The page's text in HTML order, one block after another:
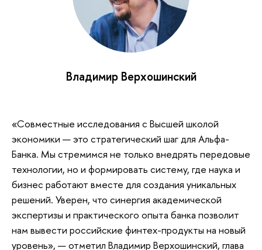
Владимир Верхошинский
«Совместные исследования с Высшей школой
экономики — это стратегический шаг для Альфа-
Банка. Мы стремимся не только внедрять передовые
технологии, но и формировать систему, где наука и
бизнес работают вместе для создания уникальных
решений. Уверен, что синергия академической
экспертизы и практического опыта банка позволит
нам вывести российские финтех-продукты на новый
уровень», — отметил Владимир Верхошинский, глава